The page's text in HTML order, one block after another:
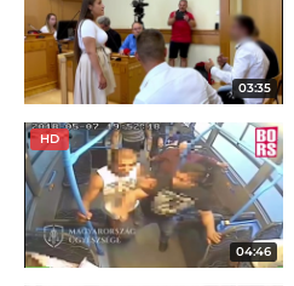
03:35
HD
04:46